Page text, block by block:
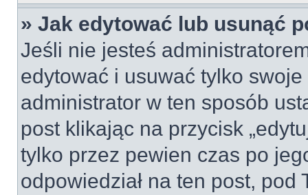
» Jak edytować lub usunąć
Jeśli nie jesteś
edytować i usuwać tylko
administrator w ten sposób
post klikając na przycisk
tylko przez pewien czas po
odpowiedział na ten post,